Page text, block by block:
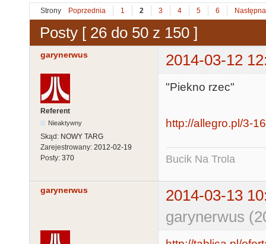
Strony Poprzednia 1 2 3 4 5 6 Następna
Posty [ 26 do 50 z 150 ]
garynerwus 2014-03-12
Referent
Nieaktywny
Skąd: NOWY TARG
Zarejestrowany: 2012-02-19
Posty: 370
"Piekno rzec"
http://allegro.pl/3-
Bucik Na Trola
garynerwus
2014-03-13
garynerwus